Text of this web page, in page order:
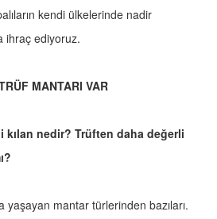
kendi ülkelerinde nadir
ihraç ediyoruz.
MANTARI VAR
kılan nedir? Trüften daha değerli
yaşayan mantar türlerinden bazıları.